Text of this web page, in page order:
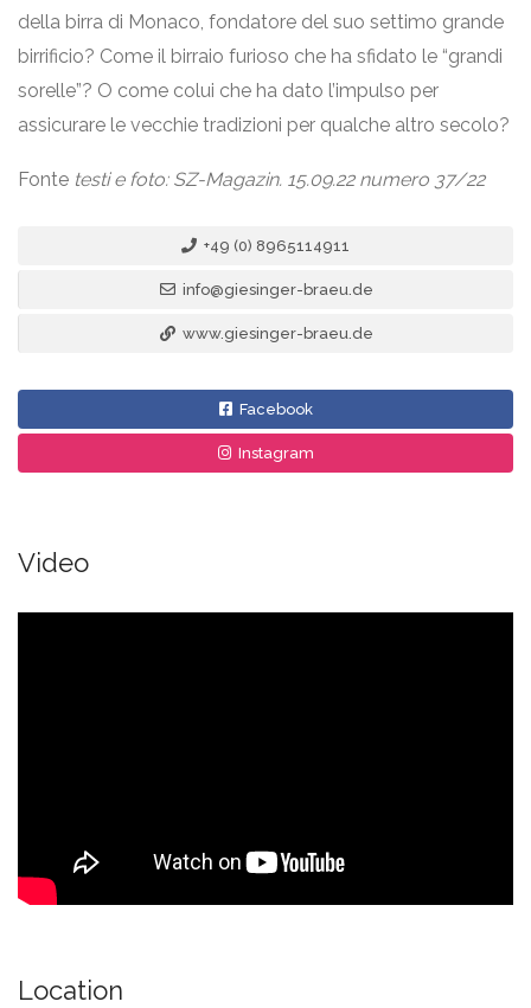
della birra di Monaco, fondatore del suo settimo grande
birrificio? Come il birraio furioso che ha sfidato le “grandi
sorelle”? O come colui che ha dato l’impulso per
assicurare le vecchie tradizioni per qualche altro secolo?
Fonte testi e foto: SZ-Magazin. 15.09.22 numero 37/22
+49 (0) 8965114911
info@giesinger-braeu.de
www.giesinger-braeu.de
Facebook
Instagram
Video
Location